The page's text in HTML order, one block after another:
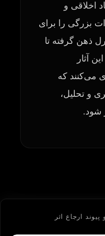
اخلاقی و
بزرگی را برای
ذهن گرفته تا
آثار
می‌کنند که
و تحلیل،
شود.
ارجاع اثر